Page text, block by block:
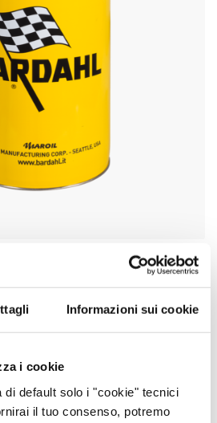
Informazioni sui cookie
i cookie
di default solo i "cookie" tecnici
il tuo consenso, potremo
SCHEDA DI SICUREZZA
alte prestazioni per compressori
i Compressor Oil Synt, garantiscono